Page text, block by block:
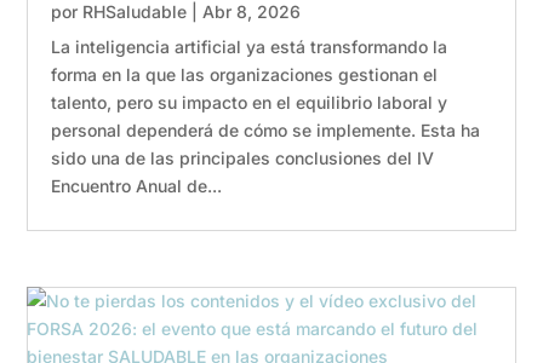
por RHSaludable
Abr 8, 2026
La inteligencia artificial ya está transformando la
forma en la que las organizaciones gestionan el
talento, pero su impacto en el equilibrio laboral y
personal dependerá de cómo se implemente. Esta ha
sido una de las principales conclusiones del IV
Encuentro Anual de...